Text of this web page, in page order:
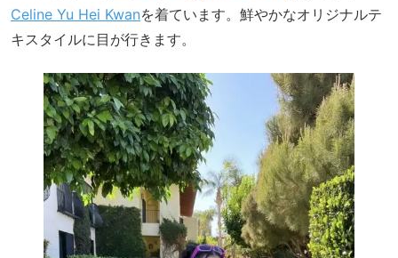
Celine Yu Hei Kwanを着ています。鮮やかなオリジナルテ
キスタイルに目が行きます。